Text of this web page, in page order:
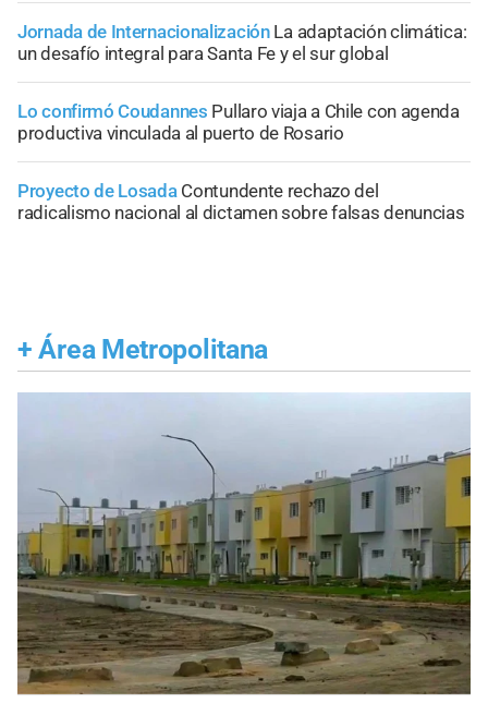
Jornada de Internacionalización La adaptación climática:
un desafío integral para Santa Fe y el sur global
Lo confirmó Coudannes Pullaro viaja a Chile con agenda
productiva vinculada al puerto de Rosario
Proyecto de Losada Contundente rechazo del
radicalismo nacional al dictamen sobre falsas denuncias
+ Área Metropolitana